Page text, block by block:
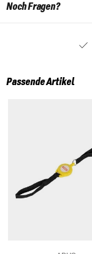
Noch Fragen?
Passende Artikel